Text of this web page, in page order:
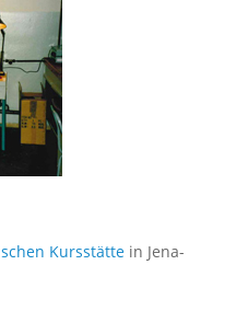
Kursstätte in Jena-